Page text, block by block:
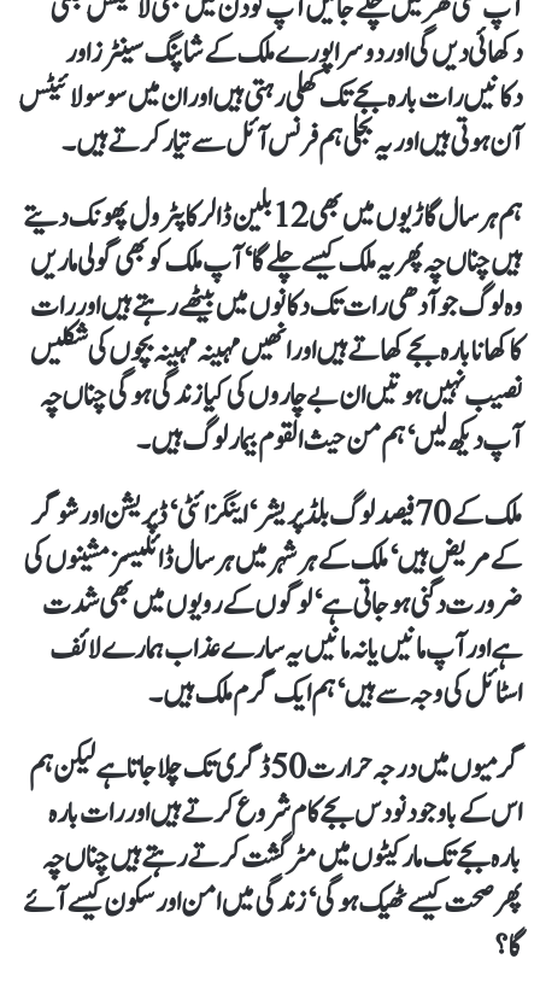
دکھائی دیں گی اور دوسرا پورے ملک کے شاپنگ سینٹرز اور
دکانیں رات بارہ بجے تک کھلی رہتی ہیں اور ان میں سو سو لائیٹس
آن ہوتی ہیں اور یہ بجلی ہم فرنس آئل سے تیار کرتے ہیں۔
ہم ہر سال گاڑیوں میں بھی 12بلین ڈالر کا پٹرول پھونک دیتے
ہیں چناں چہ پھر یہ ملک کیسے چلے گا‘ آپ ملک کو بھی گولی ماریں
وہ لوگ جو آدھی رات تک دکانوں میں بیٹھے رہتے ہیں اور رات
کا کھانا بارہ بجے کھاتے ہیں اور انھیں مہینہ مہینہ بچوں کی شکلیں
نصیب نہیں ہوتیں ان بے چاروں کی کیا زندگی ہوگی چناں چہ
آپ دیکھ لیں‘ ہم من حیث القوم بیمار لوگ ہیں۔
ملک کے 70 فیصد لوگ بلڈ پریشر‘ اینگزائٹی‘ ڈپریشن اور شوگر
کے مریض ہیں‘ ملک کے ہر شہر میں ہر سال ڈائلیسز مشینوں کی
ضرورت دگنی ہو جاتی ہے‘ لوگوں کے رویوں میں بھی شدت
ہے اور آپ مانیں یا نہ مانیں یہ سارے عذاب ہمارے لائف
اسٹائل کی وجہ سے ہیں‘ ہم ایک گرم ملک ہیں۔
گرمیوں میں درجہ حرارت 50 ڈگری تک چلا جاتا ہے لیکن ہم
اس کے باوجود نو دس بجے کام شروع کرتے ہیں اور رات بارہ
بارہ بجے تک مارکیٹوں میں مٹر گشت کرتے رہتے ہیں چناں چہ
پھر صحت کیسے ٹھیک ہو گی‘ زندگی میں امن اور سکون کیسے آئے
گا؟